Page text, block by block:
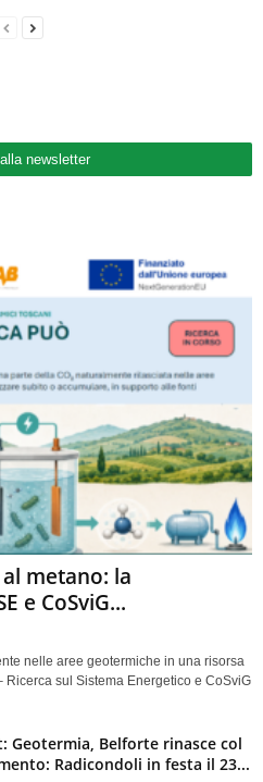
newsletter
metano: la
e CoSviG...
nelle aree geotermiche in una risorsa
sul Sistema Energetico e CoSviG
Geotermia, Belforte rinasce col
Radicondoli in festa il 23...